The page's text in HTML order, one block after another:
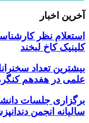
آخرین اخبار
استعلام نظر
کلینیک کاخ لبخند
بیشترین تعداد
علمی در هفدهم
برگزاری جلسات
سالیانه انجمن